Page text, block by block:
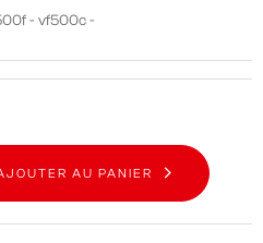
- vf500c -
AU PANIER